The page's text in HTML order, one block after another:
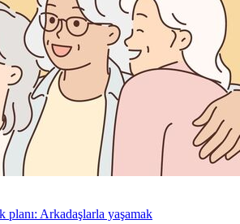
planı: Arkadaşlarla yaşamak